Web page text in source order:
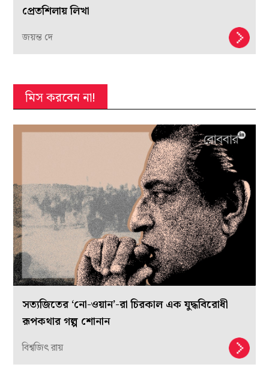
প্রেতশিলায় লিখা
জয়ন্ত দে
মিস করবেন না!
সত্যজিতের ‘নো-ওয়ান’-রা চিরকাল এক যুদ্ধবিরোধী
রূপকথার গল্প শোনান
বিশ্বজিৎ রায়